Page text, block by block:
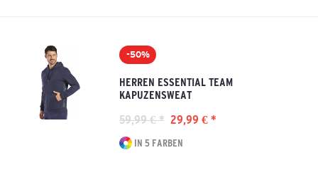
-50%
HERREN ESSENTIAL TEAM
KAPUZENSWEAT
59,99 € * 29,99 € *
IN 5 FARBEN